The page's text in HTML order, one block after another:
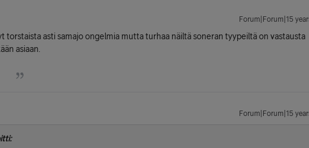
Forum|Forum|15
torstaista asti samajo ongelmia mutta turhaa näiltä soneran tyypeiltä on vastausta
asiaan.
Forum|Forum|15